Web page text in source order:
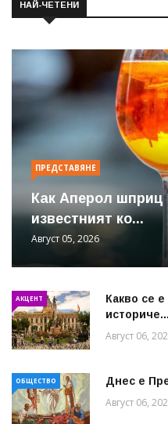
НАЙ-ЧЕТЕНИ
ПРЕДСТАВЯНЕ
Как Аперол шприц
известният ко...
Август 05, 2026
АКЦЕНТ
Какво се е
историче...
Август 06,
ОБЩЕСТВО Днес е
Август 06,